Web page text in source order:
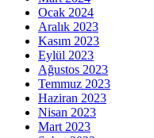
Ocak 2024
Aralık 2023
Kasım 2023
Eylül 2023
Ağustos 2023
Temmuz 2023
Haziran 2023
Nisan 2023
Mart 2023